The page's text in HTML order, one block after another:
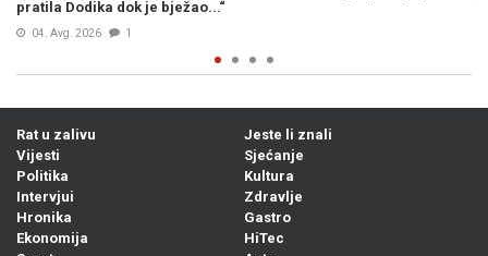
Rat u zalivu
Vijesti
Politika
Intervjui
Hronika
Ekonomija
Jeste li znali
Sjećanje
Kultura
Zdravlje
Gastro
HiTec